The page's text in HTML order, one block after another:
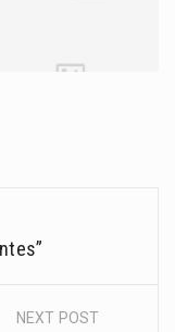
NEXT POST